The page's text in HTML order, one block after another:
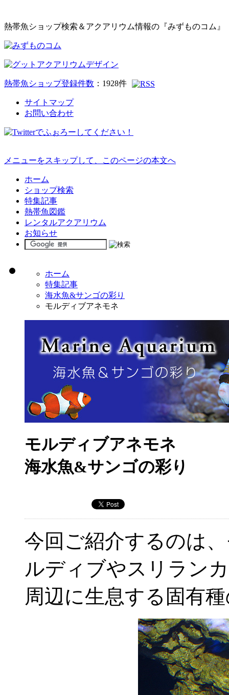
熱帯魚ショップ検索＆アクアリウム情報の『みずものコム』
熱帯魚ショップ登録件数 ： 1928件
サイトマップ
お問い合わせ
メニューをスキップして、このページの本文へ
ホーム
ショップ検索
特集記事
熱帯魚図鑑
レンタルアクアリウム
お知らせ
ホーム
特集記事
海水魚&サンゴの彩り
モルディブアネモネ
モルディブアネモネ
海水魚&サンゴの彩り
今回ご紹介するのは
ルディブやスリランカ
周辺に生息する固有